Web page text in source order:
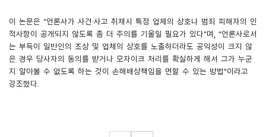
이 논문은 "언론사가 사건·사고 취재시 특정 업체의 상호나 범죄 피해자의 인
적사항이 공개되지 않도록 좀 더 주의를 기울일 필요가 있다"며, "언론사로서
는 부득이 일반인의 초상 및 업체의 상호를 노출하더라도 공익성이 크지 않
은 경우 당사자의 동의를 받거나 모자이크 처리를 확실하게 해서 그가 누군
지 알아볼 수 없도록 하는 것이 손해배상책임을 면할 수 있는 방법"이라고
강조했다.